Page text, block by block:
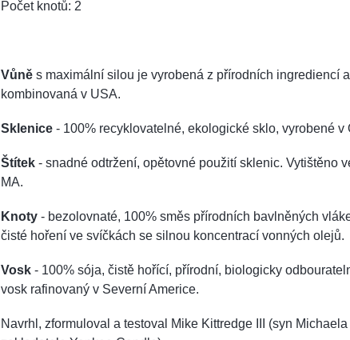
Počet knotů: 2
Vůně s maximální silou je vyrobená z přírodních ingrediencí
kombinovaná v USA.
Sklenice - 100% recyklovatelné, ekologické sklo, vyrobené v
Štítek - snadné odtržení, opětovné použití sklenic. Vytištěno
MA.
Knoty - bezolovnaté, 100% směs přírodních bavlněných
čisté hoření ve svíčkách se silnou koncentrací vonných olejů.
Vosk - 100% sója, čistě hořící, přírodní, biologicky
vosk rafinovaný v Severní Americe.
Navrhl, zformuloval a testoval Mike Kittredge III (syn Michaela